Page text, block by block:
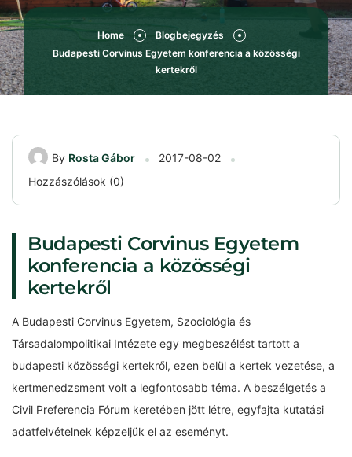
Home
Blogbejegyzés
Budapesti Corvinus Egyetem konferencia a közösségi
kertekről
By Rosta Gábor
2017-08-02
Hozzászólások (0)
Budapesti Corvinus Egyetem
konferencia a közösségi
kertekről
A Budapesti Corvinus Egyetem, Szociológia és
Társadalompolitikai Intézete egy megbeszélést tartott a
budapesti közösségi kertekről, ezen belül a kertek vezetése, a
kertmenedzsment volt a legfontosabb téma. A beszélgetés a
Civil Preferencia Fórum keretében jött létre, egyfajta kutatási
adatfelvételnek képzeljük el az eseményt.